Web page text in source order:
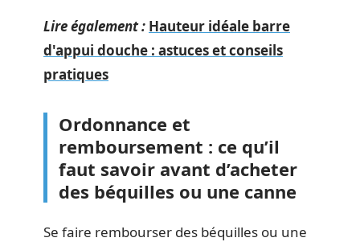
Lire également : Hauteur idéale barre
d'appui douche : astuces et conseils
pratiques
Ordonnance et
remboursement : ce qu’il
faut savoir avant d’acheter
des béquilles ou une canne
Se faire rembourser des béquilles ou une